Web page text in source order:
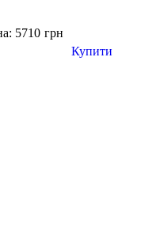
грн
5710
Купити